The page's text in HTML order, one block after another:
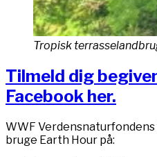
Tropisk
Tilmeld dig
Facebook her.
WWF Verdensnaturfondens
bruge Earth Hour på: